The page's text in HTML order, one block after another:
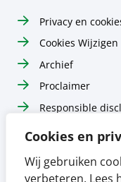
Cookies en
Wij gebruiken
verbeteren. Lees
Privacy en
Cookies Wijzigen
Archief
Proclaimer
Responsible
Toegankelijkheid